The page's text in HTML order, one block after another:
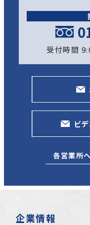
受付時間
ビ
各営業所
企業情報